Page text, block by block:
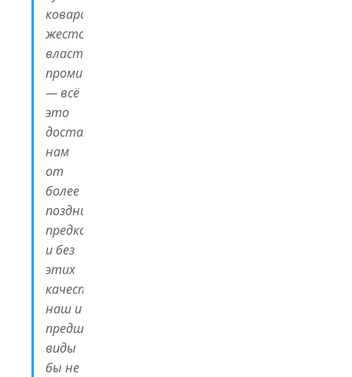
коварство,
жестокость,
властолюбие,
промискуитет
— всё
это
досталось
нам
от
более
поздних
предков,
и без
этих
качеств
наш и
предшествующие
виды
бы не